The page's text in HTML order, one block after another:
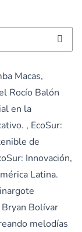
Macas,
Rocío Balón
en la
, EcoSur:
de
Innovación,
Latina.
Bolívar
melodías